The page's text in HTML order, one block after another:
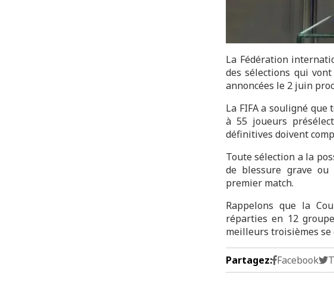
La Fédération
des sélections qui
annoncées le 2 juin
La FIFA a souligné
à 55 joueurs
définitives doivent
Toute sélection a la
de blessure grave
premier match.
Rappelons que la
réparties en 12
meilleurs troisièmes se
Partagez: Facebook